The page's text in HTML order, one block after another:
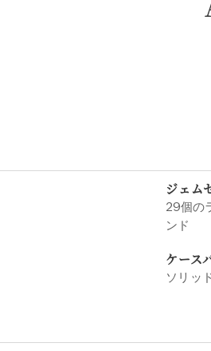
ジェム
29個の
ンド
ケース
ソリッ